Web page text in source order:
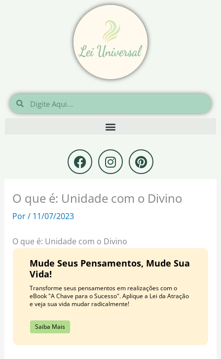
Pesquisar
Pesquisar
F
a
c
e
b
k
I
n
s
t
a
a
m
P
i
n
t
e
t
O que é: Unidade com o Divino
Por/ 11/07/2023
O que é: Unidade com o Divino
Mude Seus Pensamentos, Mude Sua
Vida!
Transforme seus pensamentos em realizações com o
eBook "A Chave para o Sucesso". Aplique a Lei da Atração
e veja sua vida mudar radicalmente!
Saiba Mais